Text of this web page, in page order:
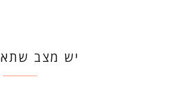
יש מצב